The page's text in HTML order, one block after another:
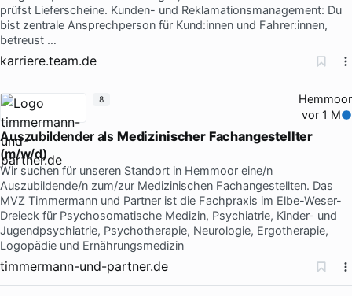
prüfst Lieferscheine. Kunden- und Reklamationsmanagement: Du
bist zentrale Ansprechperson für Kund:innen und Fahrer:innen,
betreust …
karriere.team.de
Hemmoor
vor 1 M
Auszubildender als Medizinischer Fachangestellter
(m/w/d)
Wir suchen für unseren Standort in Hemmoor eine/n
Auszubildende/n zum/zur Medizinischen Fachangestellten. Das
MVZ Timmermann und Partner ist die Fachpraxis im Elbe-Weser-
Dreieck für Psychosomatische Medizin, Psychiatrie, Kinder- und
Jugendpsychiatrie, Psychotherapie, Neurologie, Ergotherapie,
Logopädie und Ernährungsmedizin
timmermann-und-partner.de
8